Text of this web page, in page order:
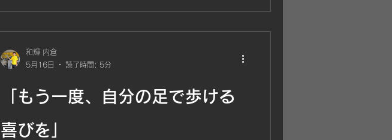
「もう一度、自分の足で歩ける
喜びを」
和輝 内倉
5月16日
読了時間: 5分